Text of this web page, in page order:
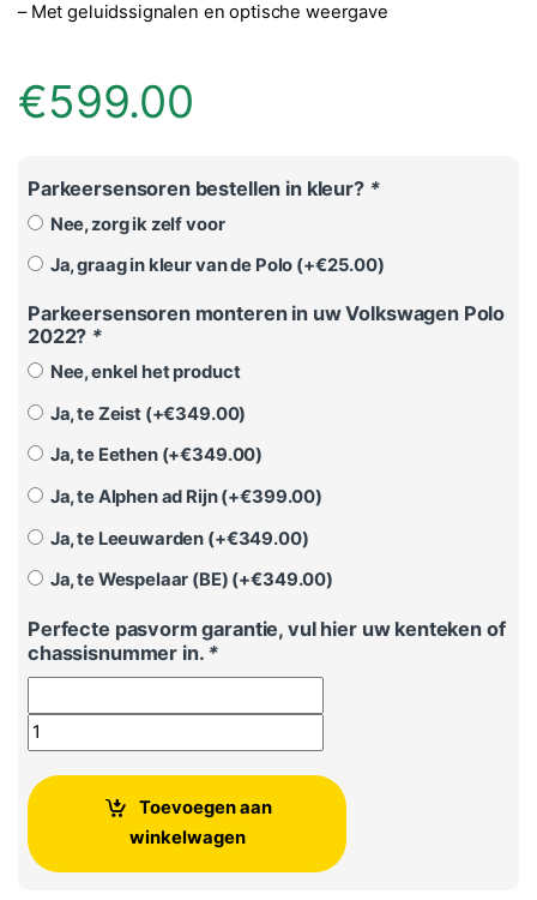
– Met geluidssignalen en optische weergave
€599.00
Parkeersensoren bestellen in kleur? *
Nee, zorg ik zelf voor
Ja, graag in kleur van de Polo (+€25.00)
Parkeersensoren monteren in uw Volkswagen Polo
2022? *
Nee, enkel het product
Ja, te Zeist (+€349.00)
Ja, te Eethen (+€349.00)
Ja, te Alphen ad Rijn (+€399.00)
Ja, te Leeuwarden (+€349.00)
Ja, te Wespelaar (BE) (+€349.00)
Perfecte pasvorm garantie, vul hier uw kenteken of
chassisnummer in. *
Volkswagen Polo 2022 Parkeersensorenset voor + achter
Toevoegen aan
winkelwagen